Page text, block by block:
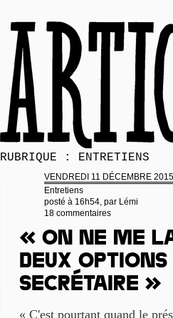
RUBRIQUE : ENTRETIENS
VENDREDI 11 DÉCEMBRE 2015
Entretiens
posté à 16h54, par Lémi
18 commentaires
« On ne me
deux options
secrétaire »
« C'est pourtant quand le